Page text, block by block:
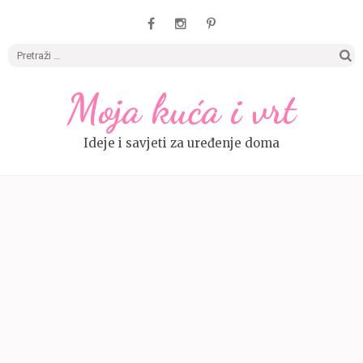
Moja kuća i vrt
Ideje i savjeti za uređenje doma